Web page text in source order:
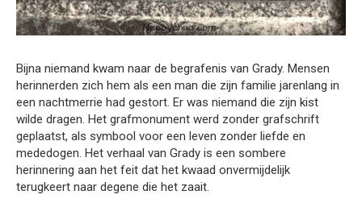
Bijna niemand kwam naar de begrafenis van Grady. Mensen
herinnerden zich hem als een man die zijn familie jarenlang in
een nachtmerrie had gestort. Er was niemand die zijn kist
wilde dragen. Het grafmonument werd zonder grafschrift
geplaatst, als symbool voor een leven zonder liefde en
mededogen. Het verhaal van Grady is een sombere
herinnering aan het feit dat het kwaad onvermijdelijk
terugkeert naar degene die het zaait.